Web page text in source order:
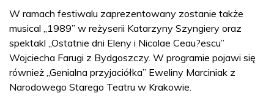
W ramach festiwalu zaprezentowany zostanie także
musical „1989” w reżyserii Katarzyny Szyngiery oraz
spektakl „Ostatnie dni Eleny i Nicolae Ceau?escu”
Wojciecha Farugi z Bydgoszczy. W programie pojawi się
również „Genialna przyjaciółka” Eweliny Marciniak z
Narodowego Starego Teatru w Krakowie.